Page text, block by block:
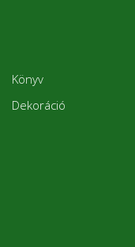
Könyv
Dekoráció